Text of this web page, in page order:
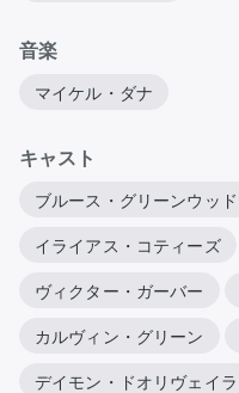
音楽
マイケル・ダナ
キャスト
ブルース・グリーンウッド
イライアス・コティーズ
ヴィクター・ガーバー
カルヴィン・グリーン
デイモン・ドオリヴェイラ